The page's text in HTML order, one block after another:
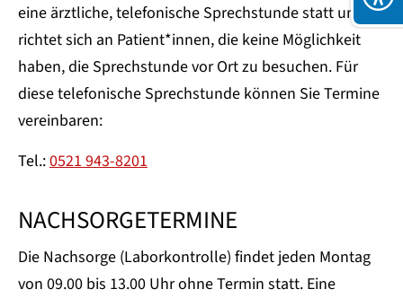
eine ärztliche, telefonische Sprechstunde statt und
richtet sich an Patient*innen, die keine Möglichkeit
haben, die Sprechstunde vor Ort zu besuchen. Für
diese telefonische Sprechstunde können Sie Termine
vereinbaren:
Tel.:0521 943-8201
NACHSORGETERMINE
Die Nachsorge (Laborkontrolle) findet jeden Montag
von 09.00 bis 13.00 Uhr ohne Termin statt. Eine